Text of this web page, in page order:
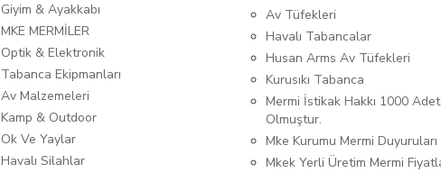
Giyim & Ayakkabı
MKE MERMİLER
Optik & Elektronik
Tabanca Ekipmanları
Av Malzemeleri
Kamp & Outdoor
Ok Ve Yaylar
Havalı Silahlar
Av Tüfekleri
Havalı Tabancalar
Husan Arms Av Tüfekleri
Kurusıkı Tabanca
Mermi İstikak Hakkı 1000 Adet
Olmuştur.
Mke Kurumu Mermi
Mkek Yerli Üretim Mermi